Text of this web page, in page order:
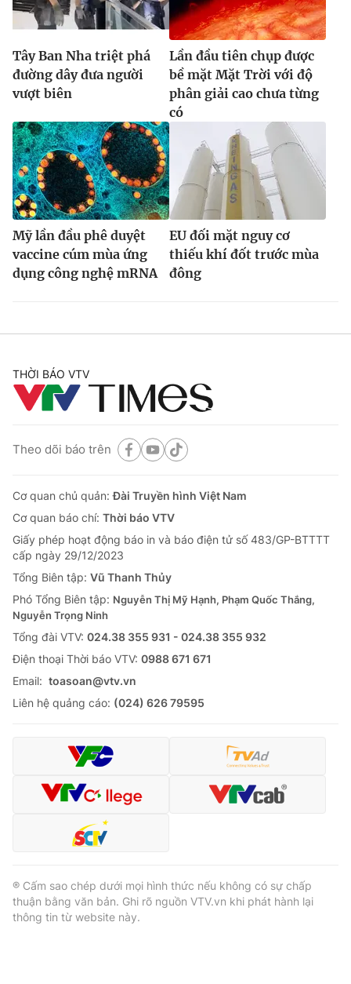
Tây Ban Nha triệt phá
đường dây đưa người
vượt biên
Lần đầu tiên chụp được
bề mặt Mặt Trời với độ
phân giải cao chưa từng
có
Mỹ lần đầu phê duyệt
vaccine cúm mùa ứng
dụng công nghệ mRNA
EU đối mặt nguy cơ
thiếu khí đốt trước mùa
đông
THỜI BÁO VTV
Theo dõi báo trên
Cơ quan chủ quản:Đài Truyền hình Việt Nam
Cơ quan báo chí: Thời báo VTV
Giấy phép hoạt động báo in và báo điện tử số 483/GP-BTTTT
cấp ngày 29/12/2023
Tổng Biên tập: Vũ Thanh Thủy
Phó Tổng Biên tập: Nguyễn Thị Mỹ Hạnh, Phạm Quốc Thắng,
Nguyễn Trọng Ninh
Tổng đài VTV: 024.38 355 931 - 024.38 355 932
Ðiện thoại Thời báo VTV: 0988 671 671
Email: toasoan@vtv.vn
Liên hệ quảng cáo: (024) 626 79595
® Cấm sao chép dưới mọi hình thức nếu không có sự chấp
thuận bằng văn bản. Ghi rõ nguồn VTV.vn khi phát hành lại
thông tin từ website này.